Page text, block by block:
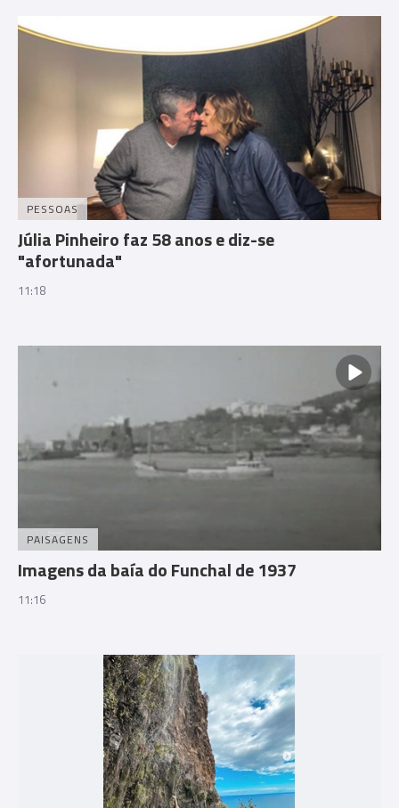
PESSOAS
Júlia Pinheiro faz 58 anos e diz-se
"afortunada"
11:18
PAISAGENS
Imagens da baía do Funchal de 1937
11:16